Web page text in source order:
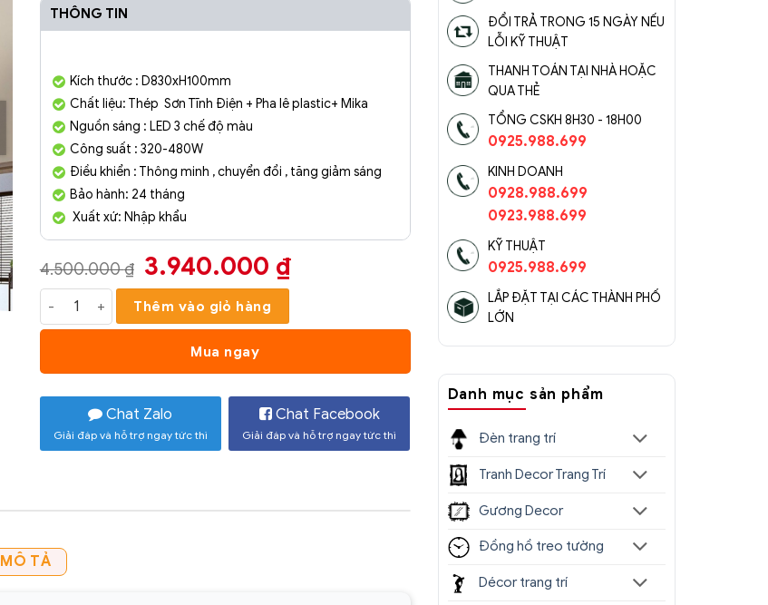
THÔNG TIN
Kích thước : D830xH100mm
Chất liệu: Thép Sơn Tĩnh Điện + Pha lê plastic+ Mika
Nguồn sáng : LED 3 chế độ màu
Công suất : 320-480W
Điều khiển : Thông minh , chuyển đổi , tăng giảm sáng
Bảo hành: 24 tháng
Xuất xứ: Nhập khẩu
4.500.000₫ Giá
gốc
là:
4.500.000 ₫.
3.940.000 ₫Giá
3.940.000 ₫.
Đèn Mâm Hiện Đại SC066- ĐM số lượng
Thêm vào giỏ hàng
Mua ngay
Chat Zalo
Giải đáp và hỗ trợ ngay tức thì
Chat Facebook
Giải đáp và hỗ trợ ngay tức thì
MÔ TẢ
ĐỔI TRẢ TRONG 15 NGÀY NẾU
LỖI KỸ THUẬT
THANH TOÁN TẠI NHÀ HOẶC
QUA THẺ
TỔNG CSKH 8H30 - 18H00
0925.988.699
KINH DOANH
0928.988.699
0923.988.699
KỸ THUẬT
0925.988.699
LẮP ĐẶT TẠI CÁC THÀNH PHỐ
LỚN
Danh mục sản phẩm
Đèn trang trí
Tranh Decor Trang Trí
Gương Decor
Đồng hồ treo tường
Décor trang trí